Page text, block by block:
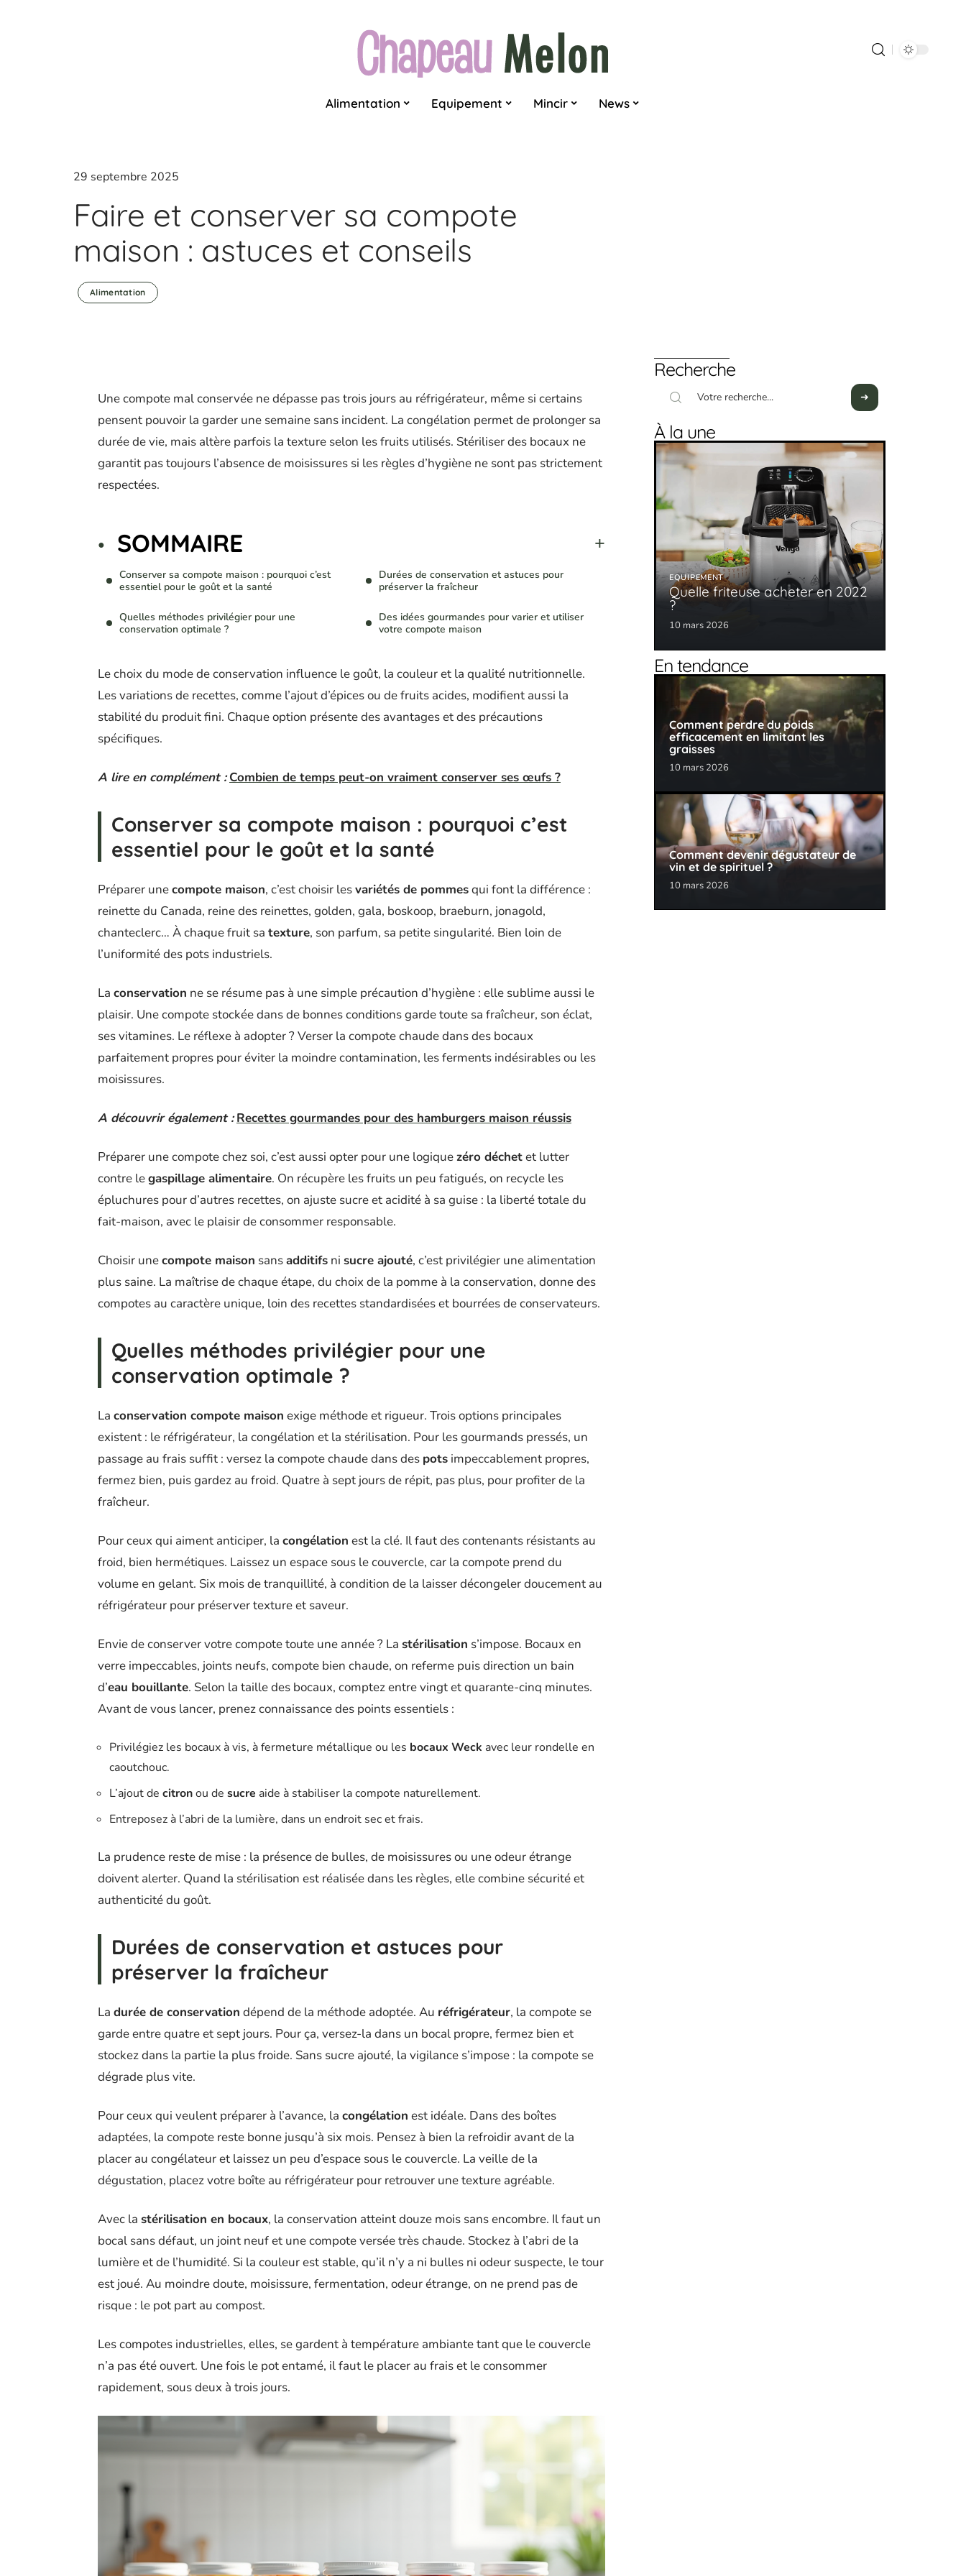
Alimentation Equipement Mincir News
29 septembre 2025
Faire et conserver sa compote
maison : astuces et conseils
Alimentation
Une compote mal conservée ne dépasse pas trois jours au réfrigérateur, même si certains
pensent pouvoir la garder une semaine sans incident. La congélation permet de prolonger sa
durée de vie, mais altère parfois la texture selon les fruits utilisés. Stériliser des bocaux ne
garantit pas toujours l’absence de moisissures si les règles d’hygiène ne sont pas strictement
respectées.
SOMMAIRE
Conserver sa compote maison : pourquoi c’est
essentiel pour le goût et la santé
Quelles méthodes privilégier pour une
conservation optimale ?
Durées de conservation et astuces pour
préserver la fraîcheur
Des idées gourmandes pour varier et utiliser
votre compote maison
Le choix du mode de conservation influence le goût, la couleur et la qualité nutritionnelle.
Les variations de recettes, comme l’ajout d’épices ou de fruits acides, modifient aussi la
stabilité du produit fini. Chaque option présente des avantages et des précautions
spécifiques.
A lire en complément : Combien de temps peut-on vraiment conserver ses œufs ?
Conserver sa compote maison : pourquoi c’est
essentiel pour le goût et la santé
Préparer unecompote maison, c’est choisir lesvariétés de pommesqui font la différence :
reinette du Canada, reine des reinettes, golden, gala, boskoop, braeburn, jonagold,
chanteclerc… À chaque fruit sa texture, son parfum, sa petite singularité. Bien loin de
l’uniformité des pots industriels.
La conservation ne se résume pas à une simple précaution d’hygiène : elle sublime aussi le
plaisir. Une compote stockée dans de bonnes conditions garde toute sa fraîcheur, son éclat,
ses vitamines. Le réflexe à adopter ? Verser la compote chaude dans des bocaux
parfaitement propres pour éviter la moindre contamination, les ferments indésirables ou les
moisissures.
A découvrir également : Recettes gourmandes pour des hamburgers maison réussis
Préparer une compote chez soi, c’est aussi opter pour une logiquezéro déchetet lutter
contre legaspillage alimentaire. On récupère les fruits un peu fatigués, on recycle les
épluchures pour d’autres recettes, on ajuste sucre et acidité à sa guise : la liberté totale du
fait-maison, avec le plaisir de consommer responsable.
Choisir unecompote maison sansadditifs ni sucre ajouté, c’est privilégier une alimentation
plus saine. La maîtrise de chaque étape, du choix de la pomme à la conservation, donne des
compotes au caractère unique, loin des recettes standardisées et bourrées de conservateurs.
Quelles méthodes privilégier pour une
conservation optimale ?
La conservation compote maison exige méthode et rigueur. Trois options principales
existent : le réfrigérateur, la congélation et la stérilisation. Pour les gourmands pressés, un
passage au frais suffit : versez la compote chaude dans des pots impeccablement propres,
fermez bien, puis gardez au froid. Quatre à sept jours de répit, pas plus, pour profiter de la
fraîcheur.
Pour ceux qui aiment anticiper, la congélation est la clé. Il faut des contenants résistants au
froid, bien hermétiques. Laissez un espace sous le couvercle, car la compote prend du
volume en gelant. Six mois de tranquillité, à condition de la laisser décongeler doucement au
réfrigérateur pour préserver texture et saveur.
Envie de conserver votre compote toute une année ? La stérilisation s’impose. Bocaux en
verre impeccables, joints neufs, compote bien chaude, on referme puis direction un bain
d’eau bouillante. Selon la taille des bocaux, comptez entre vingt et quarante-cinq minutes.
Avant de vous lancer, prenez connaissance des points essentiels :
Privilégiez les bocaux à vis, à fermeture métallique ou les bocaux Weck avec leur rondelle en
caoutchouc.
L’ajout de citronou de sucre aide à stabiliser la compote naturellement.
Entreposez à l’abri de la lumière, dans un endroit sec et frais.
La prudence reste de mise : la présence de bulles, de moisissures ou une odeur étrange
doivent alerter. Quand la stérilisation est réalisée dans les règles, elle combine sécurité et
authenticité du goût.
Durées de conservation et astuces pour
préserver la fraîcheur
La durée de conservation dépend de la méthode adoptée. Au réfrigérateur, la compote se
garde entre quatre et sept jours. Pour ça, versez-la dans un bocal propre, fermez bien et
stockez dans la partie la plus froide. Sans sucre ajouté, la vigilance s’impose : la compote se
dégrade plus vite.
Pour ceux qui veulent préparer à l’avance, la congélation est idéale. Dans des boîtes
adaptées, la compote reste bonne jusqu’à six mois. Pensez à bien la refroidir avant de la
placer au congélateur et laissez un peu d’espace sous le couvercle. La veille de la
dégustation, placez votre boîte au réfrigérateur pour retrouver une texture agréable.
Avec la stérilisation en bocaux, la conservation atteint douze mois sans encombre. Il faut un
bocal sans défaut, un joint neuf et une compote versée très chaude. Stockez à l’abri de la
lumière et de l’humidité. Si la couleur est stable, qu’il n’y a ni bulles ni odeur suspecte, le tour
est joué. Au moindre doute, moisissure, fermentation, odeur étrange, on ne prend pas de
risque : le pot part au compost.
Les compotes industrielles, elles, se gardent à température ambiante tant que le couvercle
n’a pas été ouvert. Une fois le pot entamé, il faut le placer au frais et le consommer
rapidement, sous deux à trois jours.
Recherche
À la une
EQUIPEMENT
Quelle friteuse acheter en 2022
?
10 mars 2026
En tendance
Comment perdre du poids
efficacement en limitant les
graisses
10 mars 2026
Comment devenir dégustateur de
vin et de spirituel ?
10 mars 2026